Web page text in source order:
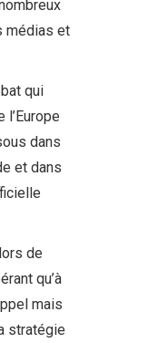
médias et
qui
l’Europe
dans
et dans
de
qu’à
mais
stratégie